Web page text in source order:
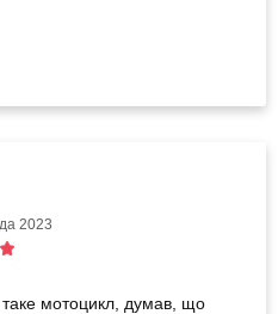
2023
мотоцикл, думав, що